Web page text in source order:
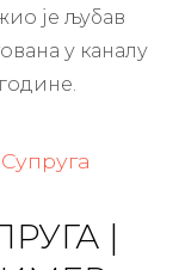
је љубав
у каналу
|